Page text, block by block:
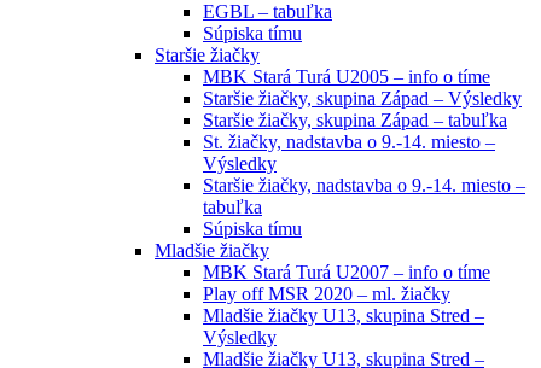
EGBL – tabuľka
Súpiska tímu
Staršie žiačky
MBK Stará Turá U2005 – info o tíme
Staršie žiačky, skupina Západ – Výsledky
Staršie žiačky, skupina Západ – tabuľka
St. žiačky, nadstavba o 9.-14. miesto –
Výsledky
Staršie žiačky, nadstavba o 9.-14. miesto –
tabuľka
Súpiska tímu
Mladšie žiačky
MBK Stará Turá U2007 – info o tíme
Play off MSR 2020 – ml. žiačky
Mladšie žiačky U13, skupina Stred –
Výsledky
Mladšie žiačky U13, skupina Stred –